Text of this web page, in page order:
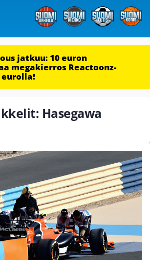
jatkuu: 10 euron
megakierros Reactoonz-
eurolla!
Hasegawa